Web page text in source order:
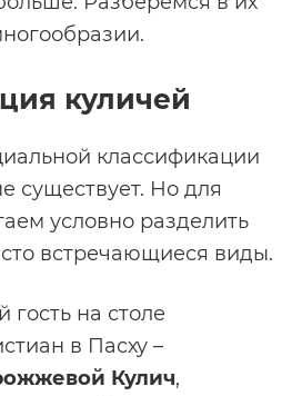
куличей
классификации
существует. Но для
условно разделить
встречающиеся виды.
на столе
в Пасху –
Кулич,